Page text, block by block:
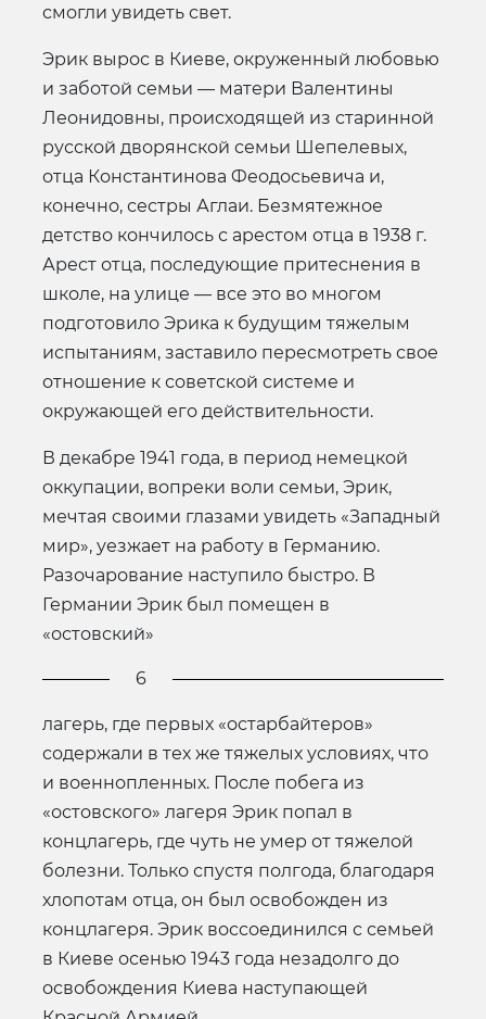
смогли увидеть свет.
Эрик вырос в Киеве, окруженный любовью
и заботой семьи — матери Валентины
Леонидовны, происходящей из старинной
русской дворянской семьи Шепелевых,
отца Константинова Феодосьевича и,
конечно, сестры Аглаи. Безмятежное
детство кончилось с арестом отца в 1938 г.
Арест отца, последующие притеснения в
школе, на улице — все это во многом
подготовило Эрика к будущим тяжелым
испытаниям, заставило пересмотреть свое
отношение к советской системе и
окружающей его действительности.
В декабре 1941 года, в период немецкой
оккупации, вопреки воли семьи, Эрик,
мечтая своими глазами увидеть «Западный
мир», уезжает на работу в Германию.
Разочарование наступило быстро. В
Германии Эрик был помещен в
«остовский»
6
лагерь, где первых «остарбайтеров»
содержали в тех же тяжелых условиях, что
и военнопленных. После побега из
«остовского» лагеря Эрик попал в
концлагерь, где чуть не умер от тяжелой
болезни. Только спустя полгода, благодаря
хлопотам отца, он был освобожден из
концлагеря. Эрик воссоединился с семьей
в Киеве осенью 1943 года незадолго до
освобождения Киева наступающей